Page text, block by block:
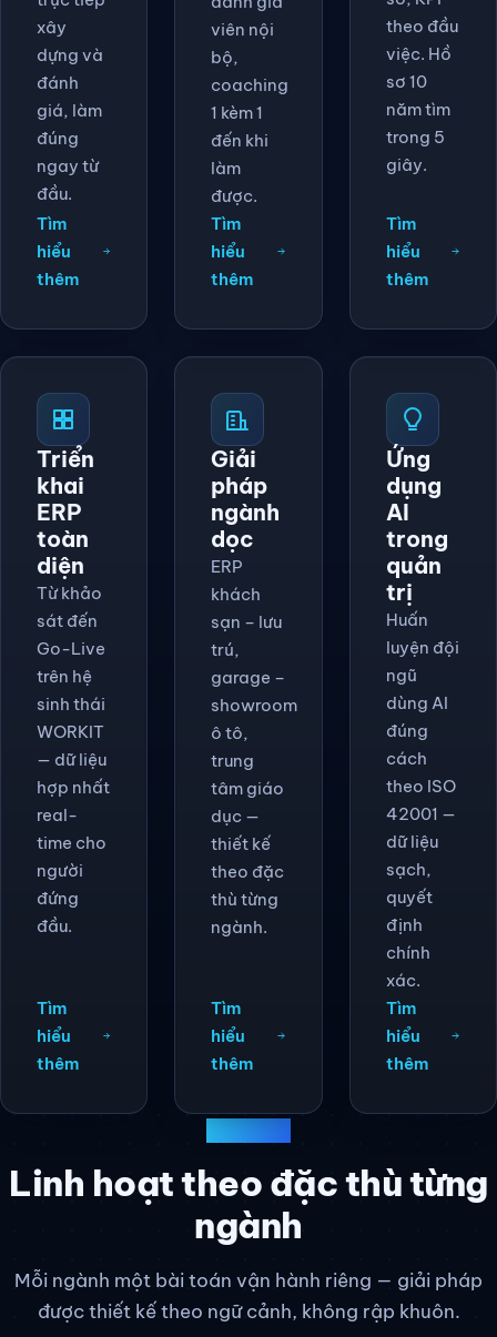
xây
dựng và
đánh
giá, làm
đúng
ngay từ
đầu.
Tìm
hiểu
thêm
viên nội
bộ,
coaching
1 kèm 1
đến khi
làm
được.
Tìm
hiểu
thêm
theo đầu
việc. Hồ
sơ 10
năm tìm
trong 5
giây.
Tìm
hiểu
thêm
Triển
khai
ERP
toàn
diện
Từ khảo
sát đến
Go-Live
trên hệ
sinh thái
WORKIT
— dữ liệu
hợp nhất
real-
time cho
người
đứng
đầu.
Tìm
hiểu
thêm
Giải
pháp
ngành
dọc
ERP
khách
sạn – lưu
trú,
garage –
showroom
ô tô,
trung
tâm giáo
dục —
thiết kế
theo đặc
thù từng
ngành.
Tìm
hiểu
thêm
Ứng
dụng
AI
trong
quản
trị
Huấn
luyện đội
ngũ
dùng AI
đúng
cách
theo ISO
42001 —
dữ liệu
sạch,
quyết
định
chính
xác.
Tìm
hiểu
thêm
Linh hoạt theo đặc thù từng
ngành
Mỗi ngành một bài toán vận hành riêng — giải pháp
được thiết kế theo ngữ cảnh, không rập khuôn.